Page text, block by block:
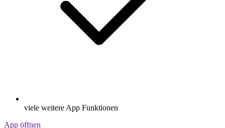
viele weitere App Funktionen
App öffnen